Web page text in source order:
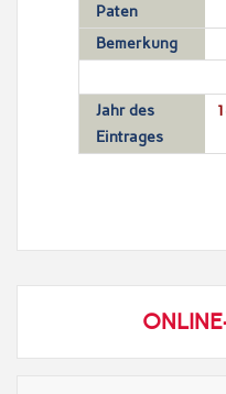
Paten
Bemerkung
Jahr des
Eintrages